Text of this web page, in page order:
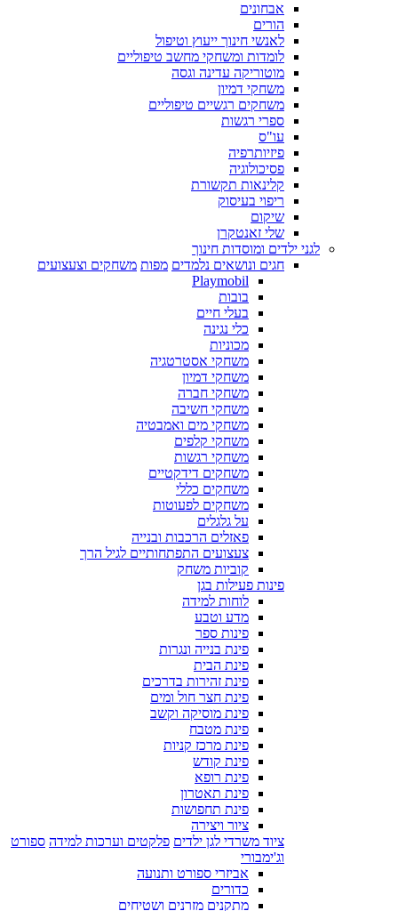
אבחונים
הורים
לאנשי חינוך ייעוץ וטיפול
לומדות ומשחקי מחשב טיפוליים
מוטוריקה עדינה וגסה
משחקי דמיון
משחקים רגשיים טיפוליים
ספרי רגשות
עו"ס
פיזיותרפיה
פסיכולוגיה
קלינאות תקשורת
ריפוי בעיסוק
שיקום
שלי זאנטקרן
לגני ילדים ומוסדות חינוך
חגים ונושאים נלמדים מפות משחקים וצעצועים
Playmobil
בובות
בעלי חיים
כלי נגינה
מכוניות
משחקי אסטרטגיה
משחקי דמיון
משחקי חברה
משחקי חשיבה
משחקי מים ואמבטיה
משחקי קלפים
משחקי רגשות
משחקים דידקטיים
משחקים כללי
משחקים לפעוטות
על גלגלים
פאזלים הרכבות ובנייה
צעצועים התפתחותיים לגיל הרך
קוביות משחק
פינות פעילות בגן
לוחות למידה
מדע וטבע
פינות ספר
פינת בנייה ונגרות
פינת הבית
פינת זהירות בדרכים
פינת חצר חול ומים
פינת מוסיקה וקשב
פינת מטבח
פינת מרכז קניות
פינת קודש
פינת רופא
פינת תאטרון
פינת תחפושות
ציור ויצירה
ציוד משרדי לגן ילדים פלקטים וערכות למידה ספורט
וג'ימבורי
אביזרי ספורט ותנועה
כדורים
מתקנים מזרנים ושטיחים